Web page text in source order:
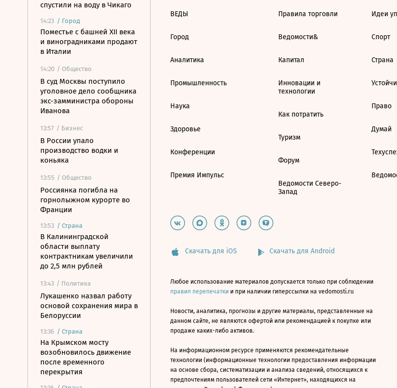
спустили на воду в Чикаго
14:23 / Город
Поместье с башней XII века
и виноградниками продают
в Италии
14:20 / Общество
В суд Москвы поступило
уголовное дело сообщника
экс-замминистра обороны
Иванова
13:57 / Бизнес
В России упало
производство водки и
коньяка
13:55 / Общество
Россиянка погибла на
горнолыжном курорте во
Франции
13:53 / Страна
В Калининградской
области выплату
контрактникам увеличили
до 2,5 млн рублей
13:43 / Политика
Лукашенко назвал работу
основой сохранения мира в
Белоруссии
13:36 / Страна
На Крымском мосту
возобновилось движение
после временного
перекрытия
ВЕДЫ
Город
Аналитика
Промышленность
Наука
Здоровье
Конференции
Премия Импульс
Правила торговли
Ведомости&
Капитал
Инновации и
технологии
Как потратить
Туризм
Форум
Ведомости Северо-
Запад
Идеи
Спорт
Страна
Право
Думай
Скачать для iOS Скачать для Android
Любое использование материалов допускается только при соблюдении
правил перепечатки и при наличии гиперссылки на vedomosti.ru
Новости, аналитика, прогнозы и другие материалы, представленные на
данном сайте, не являются офертой или рекомендацией к покупке или
продаже каких-либо активов.
На информационном ресурсе применяются рекомендательные
технологии (информационные технологии предоставления информации
на основе сбора, систематизации и анализа сведений, относящихся к
предпочтениям пользователей сети «Интернет», находящихся на